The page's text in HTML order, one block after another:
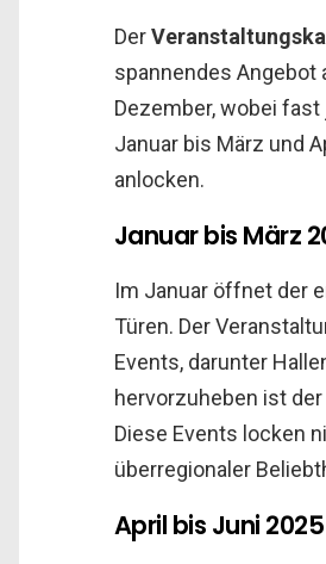
Der
spannendes Angebot
Dezember, wobei
Januar bis März und
anlocken.
Januar bis März
Im Januar öffnet der
Türen. Der
Events, darunter
hervorzuheben ist
Diese Events locken
überregionaler
April bis Juni 2025